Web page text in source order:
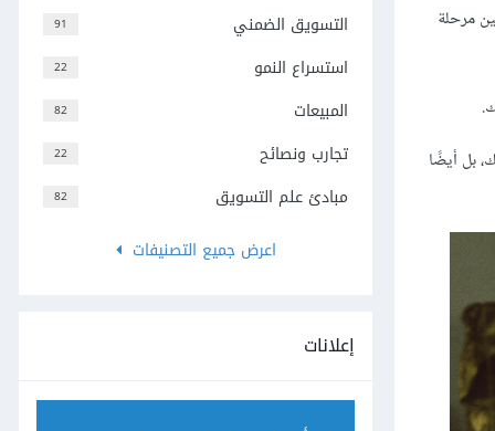
مرحلة
بل أيضًا
91 التسويق الضمني
22 استسراع النمو
82 المبيعات
22 تجارب ونصائح
82
مبادئ علم التسويق
اعرض جميع التصنيفات
إعلانات